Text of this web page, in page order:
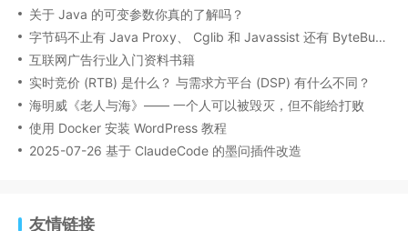
关于 Java 的可变参数你真的了解吗？
字节码不止有 Java Proxy、 Cglib 和 Javassist 还有 ByteBuddy
互联网广告行业入门资料书籍
实时竞价 (RTB) 是什么？ 与需求方平台 (DSP) 有什么不同？
海明威《老人与海》—— 一个人可以被毁灭，但不能给打败
使用 Docker 安装 WordPress 教程
2025-07-26 基于 ClaudeCode 的墨问插件改造
友情链接